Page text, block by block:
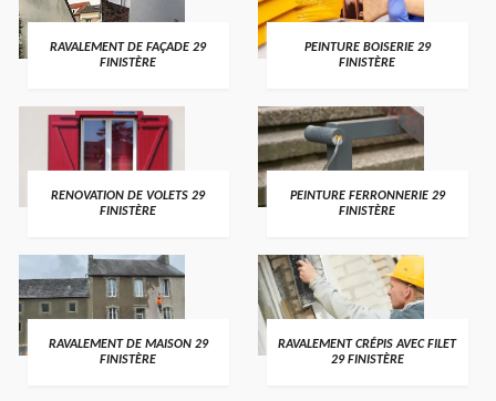
RAVALEMENT DE FAÇADE 29
FINISTÈRE
PEINTURE BOISERIE 29
FINISTÈRE
RENOVATION DE VOLETS 29
FINISTÈRE
PEINTURE FERRONNERIE 29
FINISTÈRE
RAVALEMENT DE MAISON 29
FINISTÈRE
RAVALEMENT CRÉPIS AVEC FILET
29 FINISTÈRE